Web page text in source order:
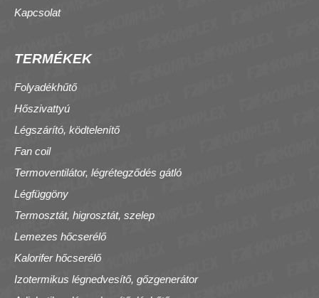
Kapcsolat
TERMÉKEK
Folyadékhűtő
Hőszivattyú
Légszárító, ködtelenítő
Fan coil
Termoventilátor, légrétegződés gátló
Légfüggöny
Termosztát, higrosztát, szelep
Lemezes hőcserélő
Kalorifer hőcserélő
Izotermikus légnedvesítő, gőzgenerátor